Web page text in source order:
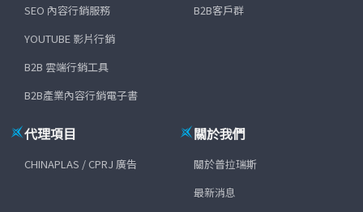
SEO 內容行銷服務
YOUTUBE 影片行銷
B2B 雲端行銷工具
B2B產業內容行銷電子書
B2B客戶群
代理項目
CHINAPLAS / CPRJ 廣告
關於我們
關於普拉瑞斯
最新消息